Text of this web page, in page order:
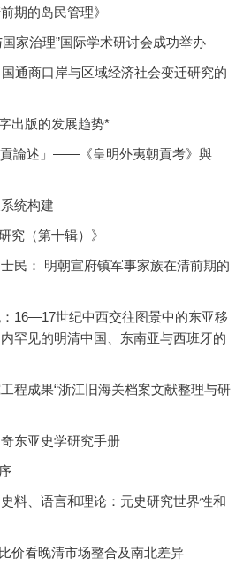
期的岛民管理》
家治理”国际学术研讨会成功举办
通商口岸与区域经济社会变迁研究的
出版的发展趋势*
貢論述」——《皇明外夷朝貢考》與
统构建
究（第十辑）》
民： 明朝宣府镇军事家族在清前期的
：16—17世纪中西交往图景中的东亚移
罕见的明清中国、东南亚与西班牙的
程成果“浙江旧海关档案文献整理与研
东亚史学研究手册
料、语言和理论：元史研究世界性和
价看晚清市场整合及南北差异